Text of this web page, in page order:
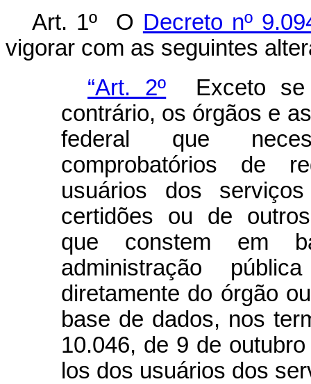
Art. 1º O Decreto nº
vigorar com as seguintes
“Art. 2º Exceto se
contrário, os órgãos e
federal que
comprobatórios de
usuários dos
certidões ou de
que constem em
administração
diretamente do órgão
base de dados, nos
10.046, de 9 de
los dos usuários dos